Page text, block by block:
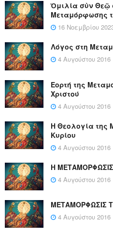
Ὁμιλία σὺν Θεῷ
Μεταμόρφωσης
16 Νοεμβρίου
Λόγος στη
4 Αυγούστου 2016
Εορτή της
Χριστού
4 Αυγούστου 2016
Η Θεολογία της
Κυρίου
4 Αυγούστου 2016
Η
4 Αυγούστου 2016
ΜΕΤΑΜΟΡΦΩΣΙΣ
4 Αυγούστου 2016